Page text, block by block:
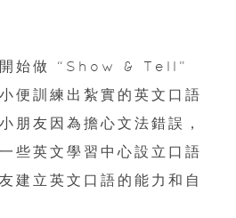
開始做 “Show & Tell”
便訓練出紮實的英文口語
朋友因為擔心文法錯誤，
些英文學習中心設立口語
建立英文口語的能力和自